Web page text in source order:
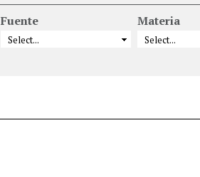
Fuente Materia